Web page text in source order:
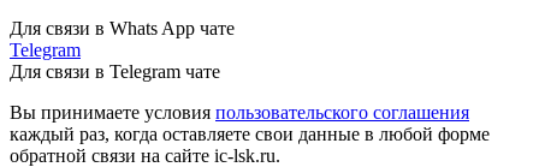
Для связи в Whats App чате
Telegram
Для связи в Telegram чате
Вы принимаете условия пользовательского соглашения
каждый раз, когда оставляете свои данные в любой форме
обратной связи на сайте ic-lsk.ru.